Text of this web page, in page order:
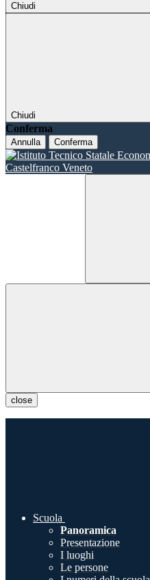
Chiudi
Chiudi
Conferma
Annulla Conferma
close
Scuola
Panoramica
Presentazione
I luoghi
Le persone